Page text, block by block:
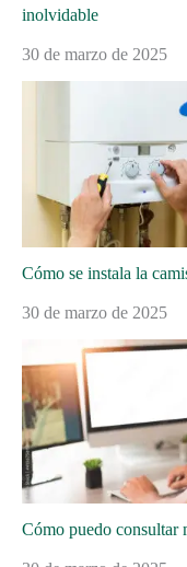
inolvidable
30 de marzo de 2025
Cómo se instala la
30 de marzo de 2025
Cómo puedo consultar